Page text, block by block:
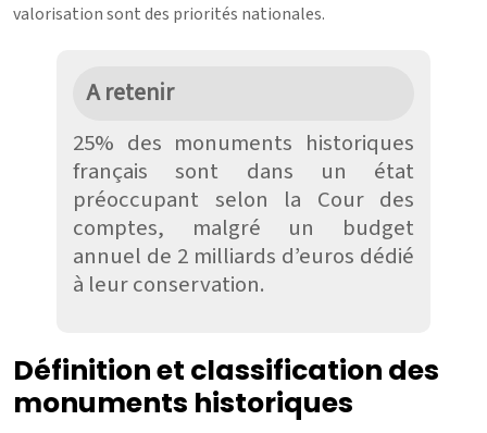
valorisation sont des priorités nationales.
A retenir
25% des monuments historiques
français sont dans un état
préoccupant selon la Cour des
comptes, malgré un budget
annuel de 2 milliards d’euros dédié
à leur conservation.
Définition et classification des
monuments historiques